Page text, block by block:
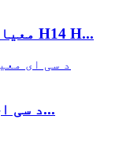
د CE معیاري پاکولو خونه H14 H...
د سی ای معیاري هوښیار کلی...